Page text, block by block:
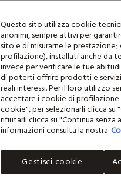
Questo sito utilizza cookie
anonimi, sempre attivi per
sito e di misurarne le
profilazione), installati anche da
invece per verificare le tue
di poterti offrire prodotti e
reali interessi. Per il loro utilizzo
accettare i cookie di
cookie", per selezionarli clicca
rifiutarli clicca su "Continua
informazioni consulta la nostra
Gestisci cookie